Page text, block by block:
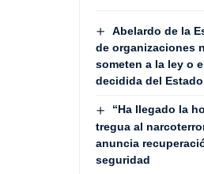
Abelardo de la
de organizaciones
someten a la ley o
decidida del
“Ha llegado la
tregua al
anuncia
seguridad